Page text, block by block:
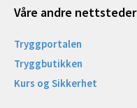
Våre andre nettsteder
Tryggportalen
Tryggbutikken
Kurs og Sikkerhet